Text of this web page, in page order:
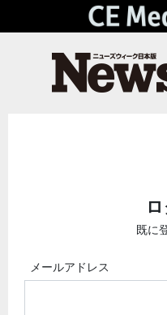
既に
メールアドレス